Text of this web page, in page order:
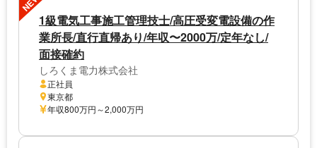
1級電気工事施工管理技士/高圧受変電設備の作
業所長/直行直帰あり/年収〜2000万/定年なし/
面接確約
しろくま電力株式会社
正社員
東京都
年収800万円～2,000万円